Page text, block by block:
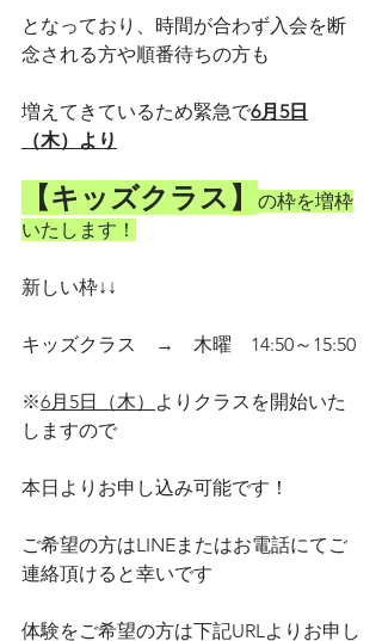
となっており、時間が合わず入会を断
念される方や順番待ちの方も
増えてきているため緊急で6月5日
（木）より
【キッズクラス】
の枠を増枠
いたします！
新しい枠↓↓
キッズクラス　→　木曜　14:50～15:50
※6月5日（木）
よりクラスを開始いた
しますので
本日よりお申し込み可能です！
ご希望の方はLINEまたはお電話にてご
連絡頂けると幸いです
体験をご希望の方は下記URLよりお申し